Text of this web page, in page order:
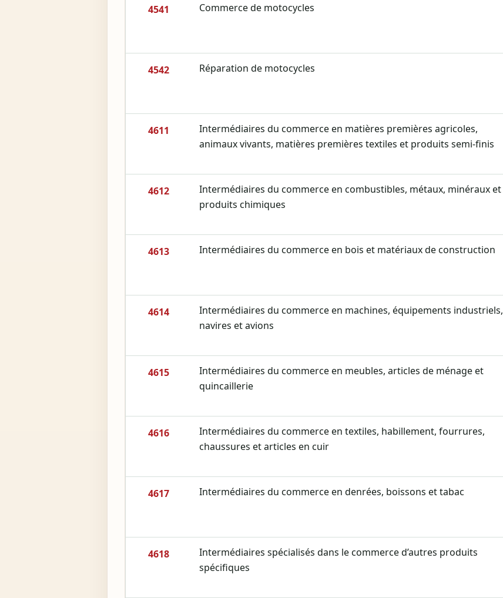
4541 Commerce de motocycles
4542 Réparation de motocycles
4611
Intermédiaires du commerce en matières premières agricoles,
animaux vivants, matières premières textiles et produits semi-finis
4612
Intermédiaires du commerce en combustibles, métaux, minéraux et
produits chimiques
4613 Intermédiaires du commerce en bois et matériaux de construction
4614
Intermédiaires du commerce en machines, équipements industriels,
navires et avions
4615
Intermédiaires du commerce en meubles, articles de ménage et
quincaillerie
4616
Intermédiaires du commerce en textiles, habillement, fourrures,
chaussures et articles en cuir
4617 Intermédiaires du commerce en denrées, boissons et tabac
4618
Intermédiaires spécialisés dans le commerce d’autres produits
spécifiques